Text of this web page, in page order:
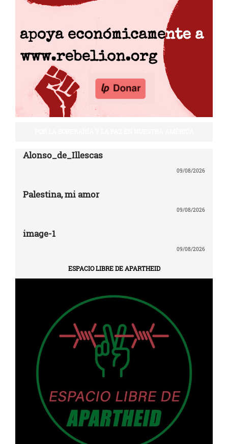
Alonso_de_Illescas
09/08/2026
Palestina, mi amor
09/08/2026
image-1
09/08/2026
ESPACIO LIBRE DE APARTHEID